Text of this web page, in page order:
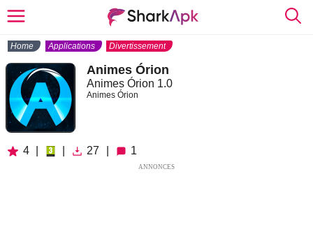
Home Applications Divertissement
Animes Órion
Animes Órion 1.0
Animes Órion
4 27 1
ANNONCES